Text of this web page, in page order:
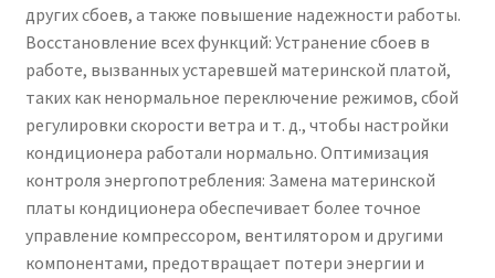
других сбоев, а также повышение надежности работы.
Восстановление всех функций: Устранение сбоев в
работе, вызванных устаревшей материнской платой,
таких как ненормальное переключение режимов, сбой
регулировки скорости ветра и т. д., чтобы настройки
кондиционера работали нормально. Оптимизация
контроля энергопотребления: Замена материнской
платы кондиционера обеспечивает более точное
управление компрессором, вентилятором и другими
компонентами, предотвращает потери энергии и